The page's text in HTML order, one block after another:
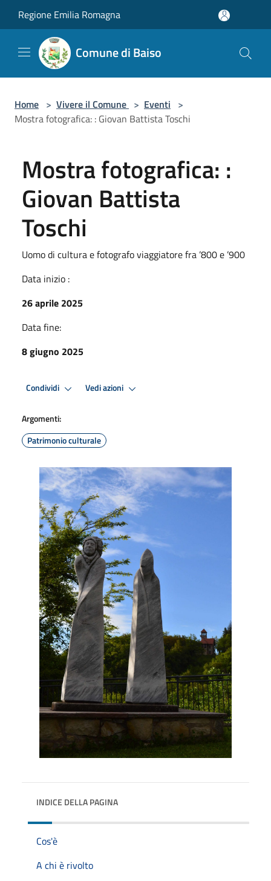
Regione Emilia Romagna
Comune di Baiso
Home > Vivere il Comune > Eventi >
Mostra fotografica: : Giovan Battista Toschi
Mostra fotografica: :
Giovan Battista
Toschi
Uomo di cultura e fotografo viaggiatore fra ’800 e ’900
Data inizio :
26 aprile 2025
Data fine:
8 giugno 2025
Condividi Vedi azioni
Argomenti:
Patrimonio culturale
INDICE DELLA PAGINA
Cos'è
A chi è rivolto